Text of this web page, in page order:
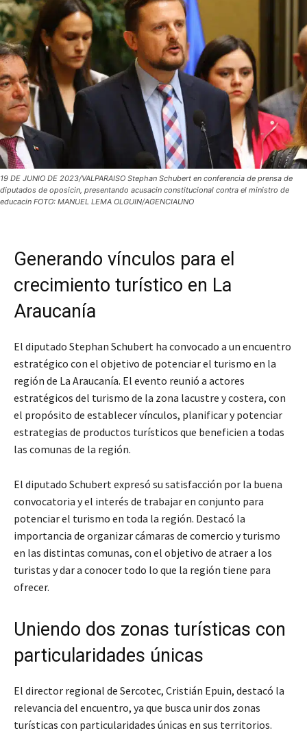
19 DE JUNIO DE 2023/VALPARAISO Stephan Schubert en conferencia de prensa de
diputados de oposicin, presentando acusacin constitucional contra el ministro de
educacin FOTO: MANUEL LEMA OLGUIN/AGENCIAUNO
Generando vínculos para el
crecimiento turístico en La
Araucanía
El diputado Stephan Schubert ha convocado a un encuentro
estratégico con el objetivo de potenciar el turismo en la
región de La Araucanía. El evento reunió a actores
estratégicos del turismo de la zona lacustre y costera, con
el propósito de establecer vínculos, planificar y potenciar
estrategias de productos turísticos que beneficien a todas
las comunas de la región.
El diputado Schubert expresó su satisfacción por la buena
convocatoria y el interés de trabajar en conjunto para
potenciar el turismo en toda la región. Destacó la
importancia de organizar cámaras de comercio y turismo
en las distintas comunas, con el objetivo de atraer a los
turistas y dar a conocer todo lo que la región tiene para
ofrecer.
Uniendo dos zonas turísticas con
particularidades únicas
El director regional de Sercotec, Cristián Epuin, destacó la
relevancia del encuentro, ya que busca unir dos zonas
turísticas con particularidades únicas en sus territorios.